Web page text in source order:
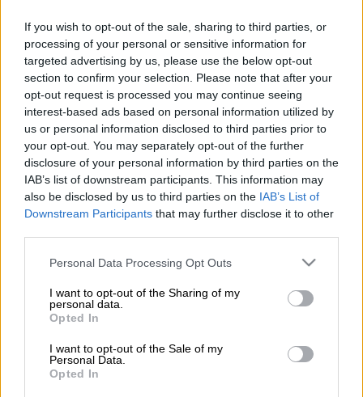
If you wish to opt-out of the sale, sharing to third parties, or
processing of your personal or sensitive information for
targeted advertising by us, please use the below opt-out
section to confirm your selection. Please note that after your
opt-out request is processed you may continue seeing
interest-based ads based on personal information utilized by
us or personal information disclosed to third parties prior to
your opt-out. You may separately opt-out of the further
disclosure of your personal information by third parties on the
IAB’s list of downstream participants. This information may
also be disclosed by us to third parties on the IAB’s List of
Downstream Participants that may further disclose it to other
Please note that this website/app uses one or more Google
not limited to your visit or usage behaviour. You may click to
grant or deny consent to Google and its third-party tags to
use your data for below specified purposes in below Google
consent section.
Personal Data Processing Opt Outs
I want to opt-out of the Sharing of my
personal data.
Opted In
I want to opt-out of the Sale of my
Personal Data.
Opted In
Προσθέστε το ΕΘΝΟΣ στη Google
Ο βασιλιάς Κάρολος έγραψε μίαεπιστολή
στον Τζο Μπάιντεν μετά την ανακοίνωση
χθες ότι ο πρώην πρόεδρος των ΗΠΑ
διαγνώστηκεμε μιαμορφή επιθετικού
καρκίνουτου προστάτη, έγινε σήμερα
γνωστό από το παλάτι του Μπάκιγχαμ.
Το περιεχόμενο της επιστολής που έστειλε
αποκαλύφθηκε.Οι υπηρεσίες του
Δημοκρατικού πρώην προέδρου
ανακοίνωσαν χθες ότι πάσχει από μια
«επιθετική» μορφή ενός καρκίνου του
προστάτη , με